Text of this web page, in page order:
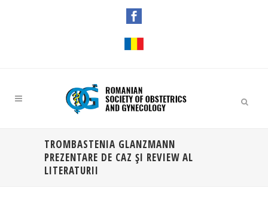
TROMBASTENIA GLANZMANN
PREZENTARE DE CAZ ŞI REVIEW AL
LITERATURII
Glanzmann’s